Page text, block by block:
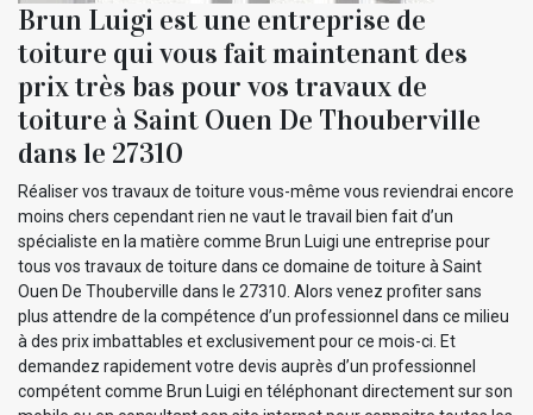
Brun Luigi est une entreprise de
toiture qui vous fait maintenant des
prix très bas pour vos travaux de
toiture à Saint Ouen De Thouberville
dans le 27310
Réaliser vos travaux de toiture vous-même vous reviendrai encore
moins chers cependant rien ne vaut le travail bien fait d’un
spécialiste en la matière comme Brun Luigi une entreprise pour
tous vos travaux de toiture dans ce domaine de toiture à Saint
Ouen De Thouberville dans le 27310. Alors venez profiter sans
plus attendre de la compétence d’un professionnel dans ce milieu
à des prix imbattables et exclusivement pour ce mois-ci. Et
demandez rapidement votre devis auprès d’un professionnel
compétent comme Brun Luigi en téléphonant directement sur son